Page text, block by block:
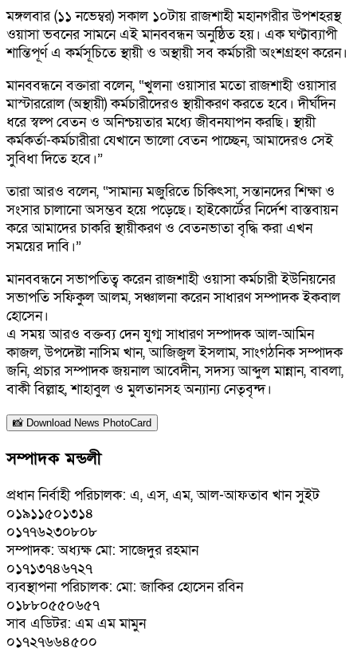
মঙ্গলবার (১১ নভেম্বর) সকাল ১০টায় রাজশাহী মহানগরীর উপশহরস্থ
ওয়াসা ভবনের সামনে এই মানববন্ধন অনুষ্ঠিত হয়। এক ঘণ্টাব্যাপী
শান্তিপূর্ণ এ কর্মসূচিতে স্থায়ী ও অস্থায়ী সব কর্মচারী অংশগ্রহণ করেন।
মানববন্ধনে বক্তারা বলেন, “খুলনা ওয়াসার মতো রাজশাহী ওয়াসার
মাস্টাররোল (অস্থায়ী) কর্মচারীদেরও স্থায়ীকরণ করতে হবে। দীর্ঘদিন
ধরে স্বল্প বেতন ও অনিশ্চয়তার মধ্যে জীবনযাপন করছি। স্থায়ী
কর্মকর্তা-কর্মচারীরা যেখানে ভালো বেতন পাচ্ছেন, আমাদেরও সেই
সুবিধা দিতে হবে।”
তারা আরও বলেন, “সামান্য মজুরিতে চিকিৎসা, সন্তানদের শিক্ষা ও
সংসার চালানো অসম্ভব হয়ে পড়েছে। হাইকোর্টের নির্দেশ বাস্তবায়ন
করে আমাদের চাকরি স্থায়ীকরণ ও বেতনভাতা বৃদ্ধি করা এখন
সময়ের দাবি।”
মানববন্ধনে সভাপতিত্ব করেন রাজশাহী ওয়াসা কর্মচারী ইউনিয়নের
সভাপতি সফিকুল আলম, সঞ্চালনা করেন সাধারণ সম্পাদক ইকবাল
হোসেন।
এ সময় আরও বক্তব্য দেন যুগ্ম সাধারণ সম্পাদক আল-আমিন
কাজল, উপদেষ্টা নাসিম খান, আজিজুল ইসলাম, সাংগঠনিক সম্পাদক
জনি, প্রচার সম্পাদক জয়নাল আবেদীন, সদস্য আব্দুল মান্নান, বাবলা,
বাকী বিল্লাহ, শাহাবুল ও মুলতানসহ অন্যান্য নেতৃবৃন্দ।
📸 Download News PhotoCard
সম্পাদক মন্ডলী
প্রধান নির্বাহী পরিচালক: এ, এস, এম, আল-আফতাব খান সুইট
০১৯১১৫০১৩১৪
০১৭৭৬২৩০৮০৮
সম্পাদক: অধ্যক্ষ মো: সাজেদুর রহমান
০১৭১৩৭৪৬৭২৭
ব্যবস্থাপনা পরিচালক: মো: জাকির হোসেন রবিন
০১৮৮০৫৫০৬৫৭
সাব এডিটর: এম এম মামুন
০১৭২৭৬৬৪৫০০